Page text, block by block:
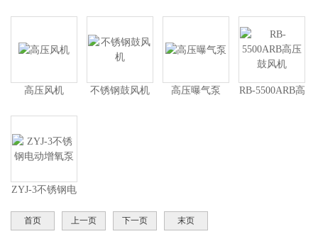
高压风机 不锈钢鼓风机 高压曝气泵
RB-5500ARB高
ZYJ-3不锈钢电
首页 上一页 下一页 末页